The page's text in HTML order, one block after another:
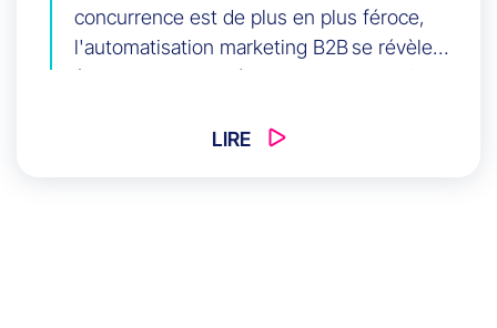
concurrence est de plus en plus féroce,
l'automatisation marketing B2B se révèle
être un atout stratégique majeur pour les
processus marketing, cette approche aide
LIRE